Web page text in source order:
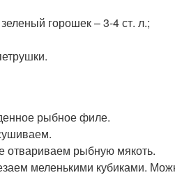
горошек – 3-4 ст. л.;
рыбное филе.
отвариваем рыбную мякоть.
меленькими кубиками.